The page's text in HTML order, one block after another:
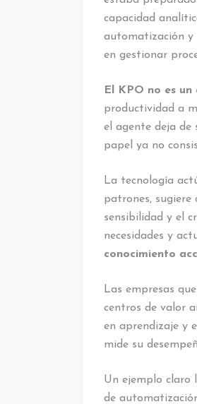
capacidad
automatización y
en gestionar
El KPO no es
productividad a
el agente deja de
papel ya no
La tecnología
patrones, sugiere
sensibilidad y el
necesidades y
conocimiento
Las empresas
centros de valor
en aprendizaje y
mide su
Un ejemplo claro
de